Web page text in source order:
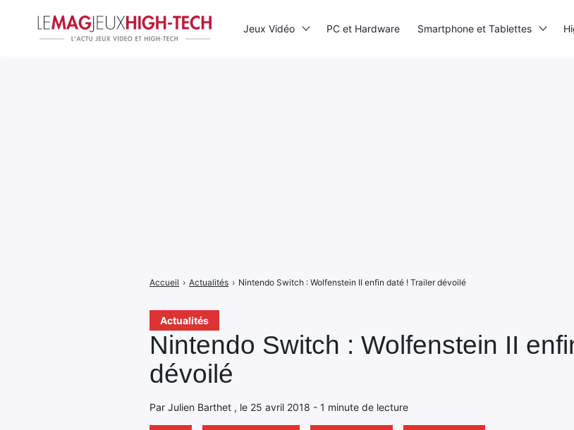
Actualités
Nintendo Switch : Wolfenstein II
dévoilé
Par Julien Barthet , le 25 avril 2018 - 1 minute de lecture
Accueil › Actualités › Nintendo Switch : Wolfenstein II enfin daté ! Trailer dévoilé
Jeux Vidéo PC et Hardware Smartphone et Tablettes